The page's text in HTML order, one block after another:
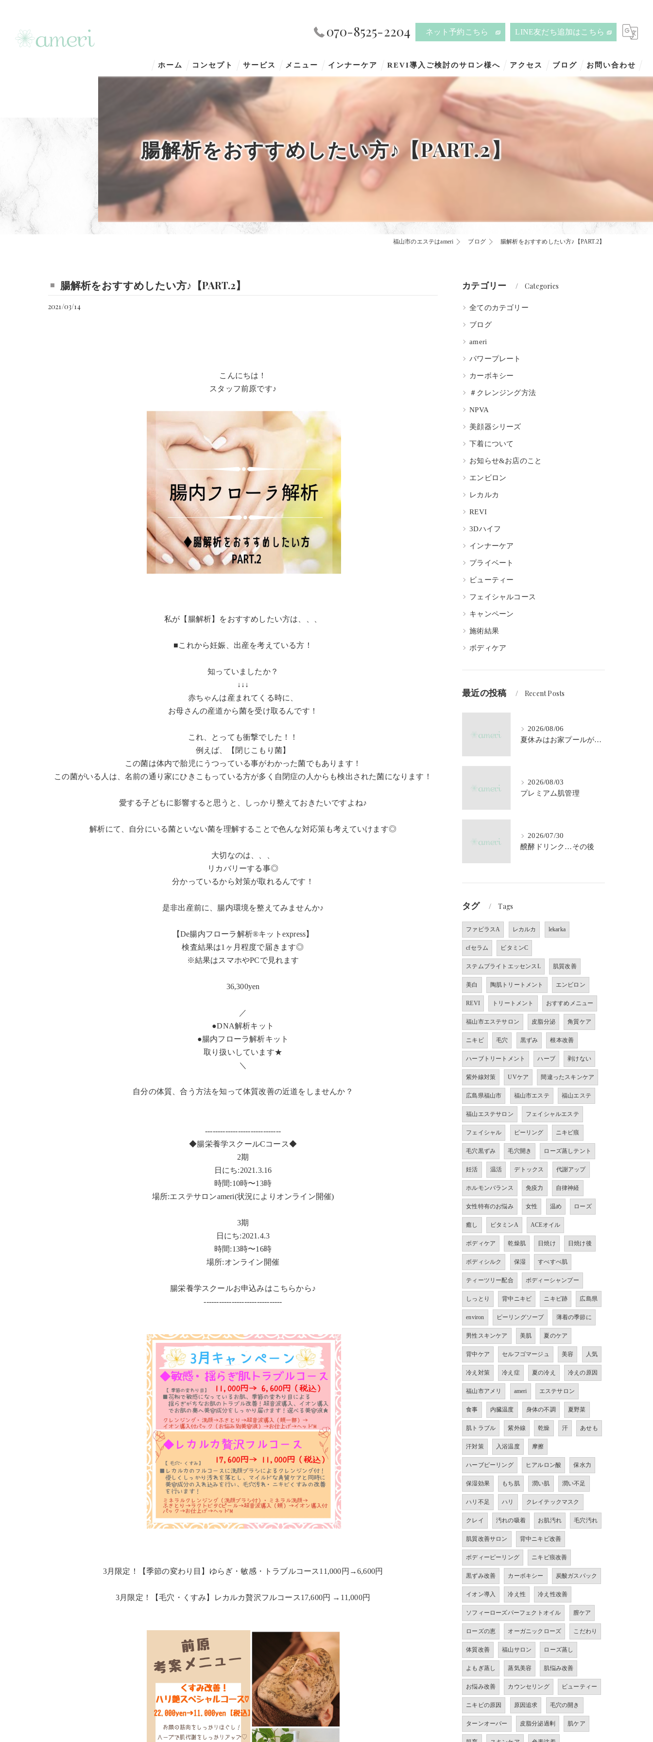
070-8525-2204 ネット予約こちら LINE友だち追加はこちら
ホーム コンセプト サービス メニュー インナーケア REVI導入ご検討のサロン様へ アクセス ブログ お問い合わせ
腸解析をおすすめしたい方♪【PART.2】
福山市のエステはameri ブログ 腸解析をおすすめしたい方♪【PART.2】
腸解析をおすすめしたい方♪【PART.2】
2021/03/14
こんにちは！
スタッフ前原です♪
私が【腸解析】をおすすめしたい方は、、、
■これから妊娠、出産を考えている方！
知っていましたか？
↓↓↓
赤ちゃんは産まれてくる時に、
お母さんの産道から菌を受け取るんです！
これ、とっても衝撃でした！！
例えば、【閉じこもり菌】
この菌は体内で胎児にうつっている事がわかった菌でもあります！
この菌がいる人は、名前の通り家にひきこもっている方が多く自閉症の人からも検出された菌になります！
愛する子どもに影響すると思うと、しっかり整えておきたいですよね♪
解析にて、自分にいる菌といない菌を理解することで色んな対応策も考えていけます◎
大切なのは、、、
リカバリーする事◎
分かっているから対策が取れるんです！
是非出産前に、腸内環境を整えてみませんか♪
【De腸内フローラ解析®︎キットexpress】
検査結果は1ヶ月程度で届きます◎
※結果はスマホやPCで見れます
36,300yen
／
●DNA解析キット
●腸内フローラ解析キット
取り扱いしています★
＼
自分の体質、合う方法を知って体質改善の近道をしませんか？
------------------------------
◆腸栄養学スクールCコース◆
2期
日にち:2021.3.16
時間:10時〜13時
場所:エステサロンameri(状況によりオンライン開催)
3期
日にち:2021.4.3
時間:13時〜16時
場所:オンライン開催
腸栄養学スクールお申込みはこちらから♪
-------------------------------
3月限定！【季節の変わり目】ゆらぎ・敏感・トラブルコース11,000円→6,600円
3月限定！【毛穴・くすみ】レカルカ贅沢フルコース17,600円 →11,000円
カテゴリー Categories
全てのカテゴリー
ブログ
ameri
パワープレート
カーボキシー
＃クレンジング方法
NPVA
美顔器シリーズ
下着について
お知らせ&お店のこと
エンビロン
レカルカ
REVI
3Dハイフ
インナーケア
プライベート
ビューティー
フェイシャルコース
キャンペーン
施術結果
ボディケア
最近の投稿 Recent Posts
2026/08/06
夏休みはお家プールが大活躍♪
2026/08/03
プレミアム肌管理
2026/07/30
醗酵ドリンク…その後
タグ Tags
ファビラスA レカルカ lekarka
cfセラム ビタミンC
ステムブライトエッセンスL 肌質改善
美白 陶肌トリートメント エンビロン
REVI トリートメント おすすめメニュー
福山市エステサロン 皮脂分泌 角質ケア
ニキビ 毛穴 黒ずみ 根本改善
ハーブトリートメント ハーブ 剥けない
紫外線対策 UVケア 間違ったスキンケア
広島県福山市 福山市エステ 福山エステ
福山エステサロン フェイシャルエステ
フェイシャル ピーリング ニキビ痕
毛穴黒ずみ 毛穴開き ローズ蒸しテント
妊活 温活 デトックス 代謝アップ
ホルモンバランス 免疫力 自律神経
女性特有のお悩み 女性 温め ローズ
癒し ビタミンA ACEオイル
ボディケア 乾燥肌 日焼け 日焼け後
ボディシルク 保湿 すべすべ肌
ティーツリー配合 ボディーシャンプー
しっとり 背中ニキビ ニキビ跡 広島県
environ ピーリングソープ 薄着の季節に
男性スキンケア 美肌 夏のケア
背中ケア セルフゴマージュ 美容 人気
冷え対策 冷え症 夏の冷え 冷えの原因
福山市アメリ ameri エステサロン
食事 内臓温度 身体の不調 夏野菜
肌トラブル 紫外線 乾燥 汗 あせも
汗対策 入浴温度 摩擦
ハーブピーリング ヒアルロン酸 保水力
保湿効果 もち肌 潤い肌 潤い不足
ハリ不足 ハリ クレイテックマスク
クレイ 汚れの吸着 お肌汚れ 毛穴汚れ
肌質改善サロン 背中ニキビ改善
ボディーピーリング ニキビ痕改善
黒ずみ改善 カーボキシー 炭酸ガスパック
イオン導入 冷え性 冷え性改善
ソフィーローズパーフェクトオイル 膣ケア
ローズの恵 オーガニックローズ こだわり
体質改善 福山サロン ローズ蒸し
よもぎ蒸し 蒸気美容 肌悩み改善
お悩み改善 カウンセリング ビューティー
ニキビの原因 原因追求 毛穴の開き
ターンオーバー 皮脂分泌過剰 肌ケア